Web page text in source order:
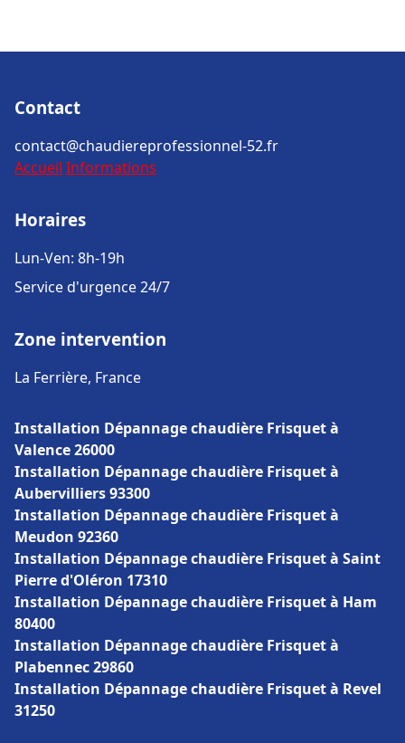
Contact
contact@chaudiereprofessionnel-52.fr
Accueil Informations
Horaires
Lun-Ven: 8h-19h
Service d'urgence 24/7
Zone intervention
La Ferrière, France
Installation Dépannage chaudière Frisquet à
Valence 26000
Installation Dépannage chaudière Frisquet à
Aubervilliers 93300
Installation Dépannage chaudière Frisquet à
Meudon 92360
Installation Dépannage chaudière Frisquet à Saint
Pierre d'Oléron 17310
Installation Dépannage chaudière Frisquet à Ham
80400
Installation Dépannage chaudière Frisquet à
Plabennec 29860
Installation Dépannage chaudière Frisquet à Revel
31250